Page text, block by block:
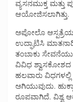
ವ್ಯಸನಮುಕ್ತ ಮತ್ತು
ಆಯೋಜಿಸಲಾಗಿತ್ತು.
ಅಪೋಲೊ‌ ಆಸ್ಪತ್ರೆಯ
ಉದ್ಘಾಟಿಸಿ
ತಂಬಾಕು ಸೇವನೆಯು
ವಿವಿಧ ಶ್ವಾಸಕೋಶದ
ಹಲವಾರು ವಿಧಗಳಲ್ಲಿ
ಅಗಿಯುವುದು.
ರೂಪವಾಗಿದೆ. ವಿಶ್ವ